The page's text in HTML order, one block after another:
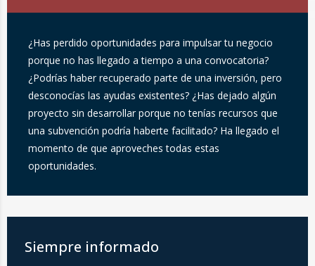
¿Has perdido oportunidades para impulsar tu negocio
porque no has llegado a tiempo a una convocatoria?
¿Podrías haber recuperado parte de una inversión, pero
desconocías las ayudas existentes? ¿Has dejado algún
proyecto sin desarrollar porque no tenías recursos que
una subvención podría haberte facilitado? Ha llegado el
momento de que aproveches todas estas
oportunidades.
Siempre informado